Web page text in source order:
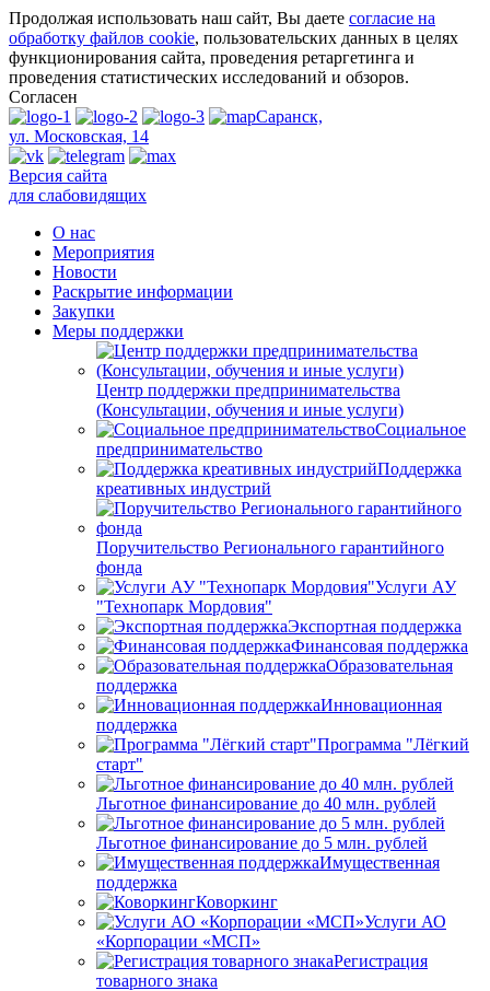
Продолжая использовать наш сайт, Вы даете согласие на
обработку файлов cookie, пользовательских данных в целях
функционирования сайта, проведения ретаргетинга и
проведения статистических исследований и обзоров.
Согласен
Саранск,
ул. Московская, 14
Версия сайта
для слабовидящих
О нас
Мероприятия
Новости
Раскрытие информации
Закупки
Меры поддержки
Центр поддержки предпринимательства
(Консультации, обучения и иные услуги)
Социальное
предпринимательство
Поддержка
креативных индустрий
Поручительство Регионального гарантийного
фонда
Услуги АУ
"Технопарк Мордовия"
Экспортная поддержка
Финансовая поддержка
Образовательная
поддержка
Инновационная
поддержка
Программа "Лёгкий
старт"
Льготное финансирование до 40 млн. рублей
Льготное финансирование до 5 млн. рублей
Имущественная
поддержка
Коворкинг
Услуги АО
«Корпорации «МСП»
Регистрация
товарного знака